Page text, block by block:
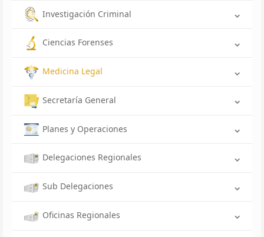
Investigación Criminal
Ciencias Forenses
Medicina Legal
Secretaría General
Planes y Operaciones
Delegaciones Regionales
Sub Delegaciones
Oficinas Regionales